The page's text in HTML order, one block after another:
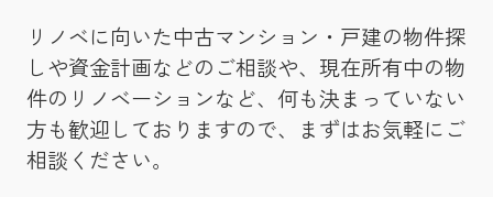
リノベに向いた中古マンション・戸建の物件探
しや資金計画などのご相談や、現在所有中の物
件のリノベーションなど、何も決まっていない
方も歓迎しておりますので、まずはお気軽にご
相談ください。